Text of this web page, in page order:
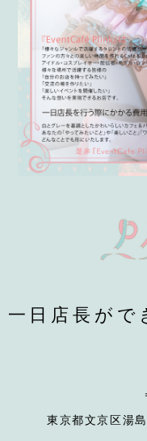
一日店長が
東京都文京区湯